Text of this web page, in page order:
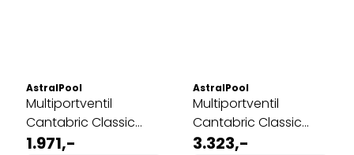
AstralPool
Multiportventil
Cantabric Classic
Plus | 11/2''
1.971,-
AstralPool
Multiportventil
Cantabric Classic
Plus | 2''
3.323,-